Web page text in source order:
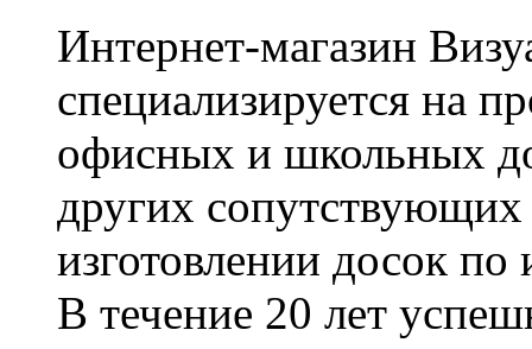
Интернет-магазин
специализируется на
офисных и школьных
других сопутствующих
изготовлении досок по
В течение 20 лет